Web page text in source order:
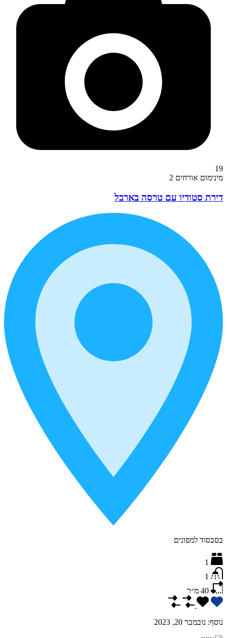
19
מינימום אורחים 2
דירת סטודיו עם טרסה בארבל
בסבסוד למפונים
1
1
40 מ״ר
נוסף: נובמבר 20, 2023